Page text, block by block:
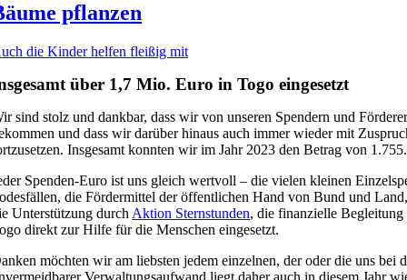
pflanzen
die Kinder helfen fleißig mit
über 1,7 Mio. Euro in Togo eingesetzt
sind stolz und dankbar, dass wir von unseren Spendern und
und dass wir darüber hinaus auch immer wieder mit
Insgesamt konnten wir im Jahr 2023 den Betrag von
Spenden-Euro ist uns gleich wertvoll – die vielen kleinen
die Fördermittel der öffentlichen Hand von Bund und
Unterstützung durch Aktion Sternstunden, die finanzielle
direkt zur Hilfe für die Menschen eingesetzt.
möchten wir am liebsten jedem einzelnen, der oder die uns
Verwaltungsaufwand liegt daher auch in diesem Jahr